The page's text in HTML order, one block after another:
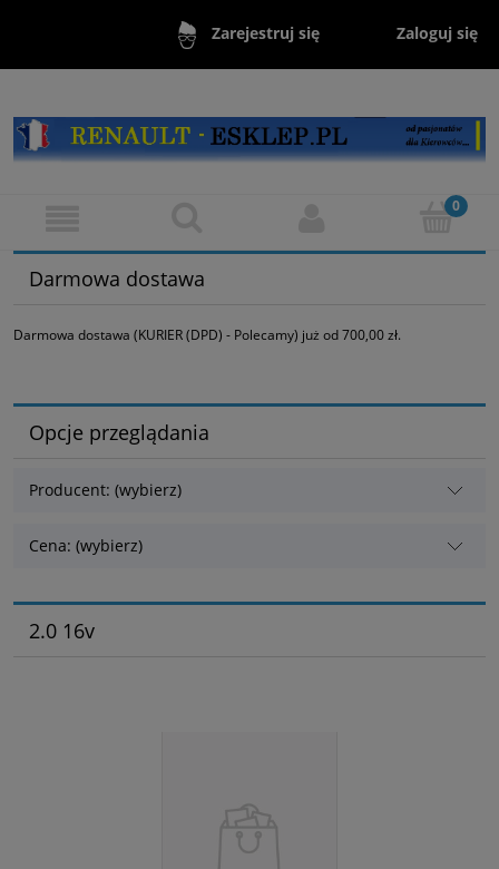
Zarejestruj się Zaloguj się
Darmowa dostawa
Darmowa dostawa (KURIER (DPD) - Polecamy) już od 700,00 zł.
Opcje przeglądania
Producent: (wybierz)
Cena: (wybierz)
2.0 16v